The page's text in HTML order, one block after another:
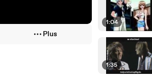
Plus
1:04
1:35